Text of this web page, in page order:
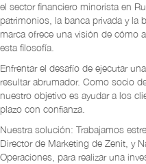
el sector financiero minorista en
patrimonios, la banca privada y la
marca ofrece una visión de cómo
esta filosofía.
Enfrentar el desafío de ejecutar
resultar abrumador. Como socio
nuestro objetivo es ayudar a los
plazo con confianza.
Nuestra solución: Trabajamos
Director de Marketing de Zenit, y
Operaciones, para realizar una